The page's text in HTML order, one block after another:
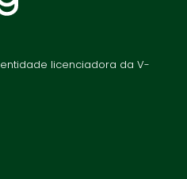
licenciadora da V-